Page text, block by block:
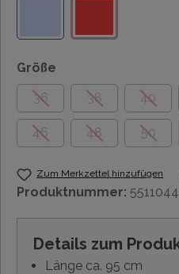
Größe
36
38 40
46 48 50
Zum Merkzettel hinzufügen
Produktnummer:
Details zum
Länge ca. 95 cm